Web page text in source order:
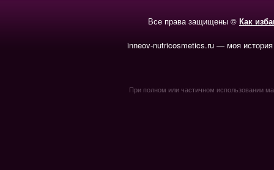
Все права защищены © Как
inneov-nutricosmetics.ru — моя
При полном или частичном использовании